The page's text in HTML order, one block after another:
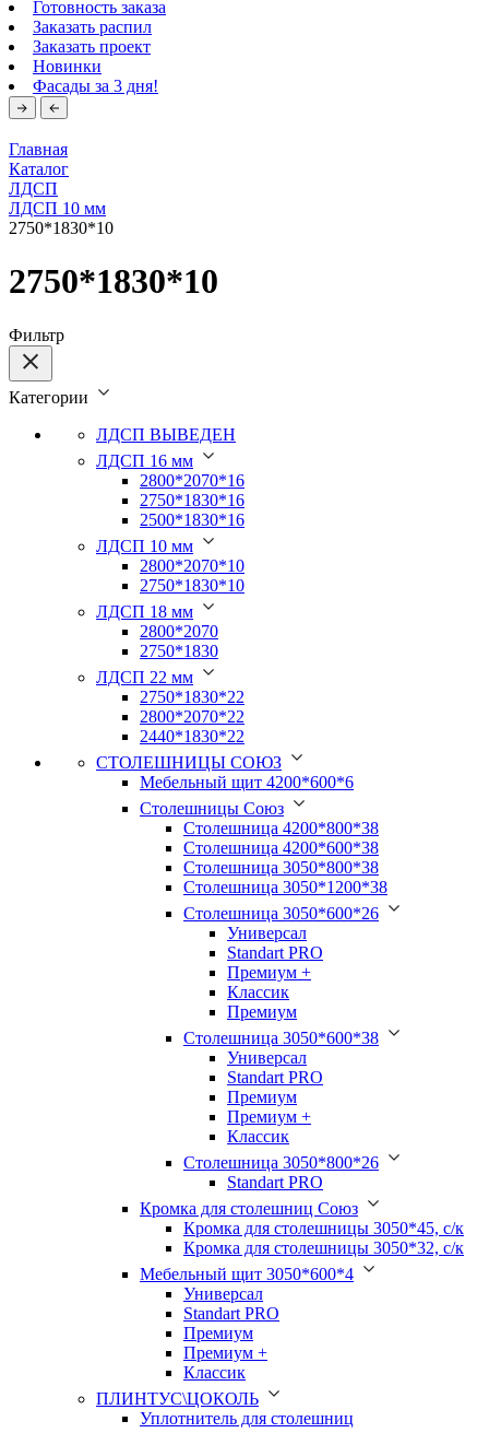
Готовность заказа
Заказать распил
Заказать проект
Новинки
Фасады за 3 дня!
Главная
Каталог
ЛДСП
ЛДСП 10 мм
2750*1830*10
2750*1830*10
Фильтр
Категории
ЛДСП ВЫВЕДЕН
ЛДСП 16 мм
2800*2070*16
2750*1830*16
2500*1830*16
ЛДСП 10 мм
2800*2070*10
2750*1830*10
ЛДСП 18 мм
2800*2070
2750*1830
ЛДСП 22 мм
2750*1830*22
2800*2070*22
2440*1830*22
СТОЛЕШНИЦЫ СОЮЗ
Мебельный щит 4200*600*6
Столешницы Союз
Столешница 4200*800*38
Столешница 4200*600*38
Столешница 3050*800*38
Столешница 3050*1200*38
Столешница 3050*600*26
Универсал
Standart PRO
Премиум +
Классик
Премиум
Столешница 3050*600*38
Универсал
Standart PRO
Премиум
Премиум +
Классик
Столешница 3050*800*26
Standart PRO
Кромка для столешниц Союз
Кромка для столешницы 3050*45, с/к
Кромка для столешницы 3050*32, с/к
Мебельный щит 3050*600*4
Универсал
Standart PRO
Премиум
Премиум +
Классик
ПЛИНТУС\ЦОКОЛЬ
Уплотнитель для столешниц